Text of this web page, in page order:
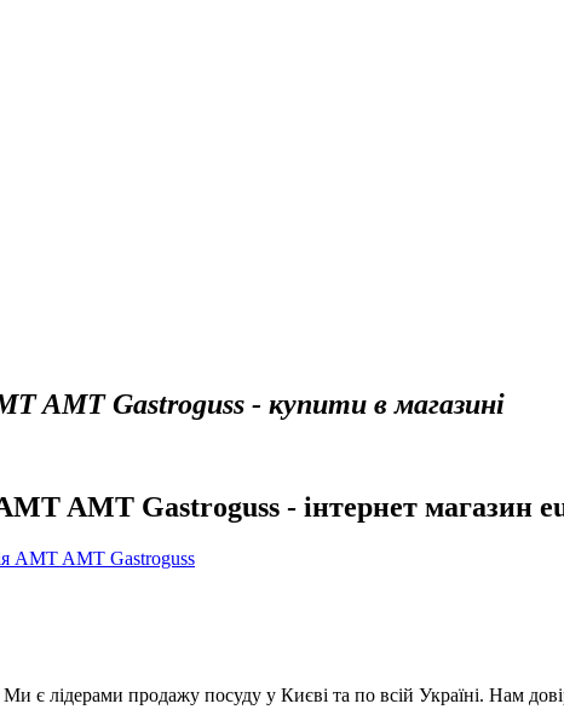
AMT Gastroguss - купити в магазині
AMT Gastroguss - інтернет магазин
AMT AMT Gastroguss
лідерами продажу посуду у Києві та по всій Україні. Нам